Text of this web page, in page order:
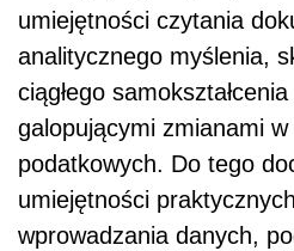
umiejętności czytania
analitycznego myślenia,
ciągłego
galopującymi zmianami
podatkowych. Do tego
umiejętności
wprowadzania danych,